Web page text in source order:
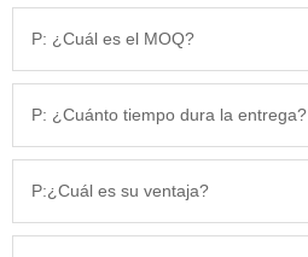
P: ¿Cuál es el MOQ?
P: ¿Cuánto tiempo dura la entrega?
P:¿Cuál es su ventaja?